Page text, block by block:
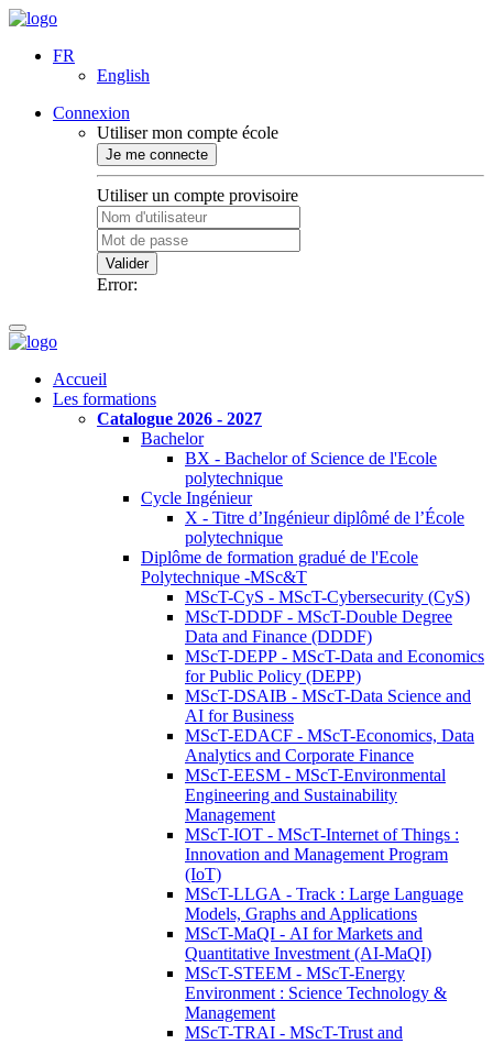
FR
English
Connexion
Utiliser mon compte école
Je me connecte
Utiliser un compte provisoire
Valider
Error:
Accueil
Les formations
Catalogue 2026 - 2027
Bachelor
BX - Bachelor of Science de l'Ecole
polytechnique
Cycle Ingénieur
X - Titre d’Ingénieur diplômé de l’École
polytechnique
Diplôme de formation gradué de l'Ecole
Polytechnique -MSc&T
MScT-CyS - MScT-Cybersecurity (CyS)
MScT-DDDF - MScT-Double Degree
Data and Finance (DDDF)
MScT-DEPP - MScT-Data and Economics
for Public Policy (DEPP)
MScT-DSAIB - MScT-Data Science and
AI for Business
MScT-EDACF - MScT-Economics, Data
Analytics and Corporate Finance
MScT-EESM - MScT-Environmental
Engineering and Sustainability
Management
MScT-IOT - MScT-Internet of Things :
Innovation and Management Program
(IoT)
MScT-LLGA - Track : Large Language
Models, Graphs and Applications
MScT-MaQI - AI for Markets and
Quantitative Investment (AI-MaQI)
MScT-STEEM - MScT-Energy
Environment : Science Technology &
Management
MScT-TRAI - MScT-Trust and